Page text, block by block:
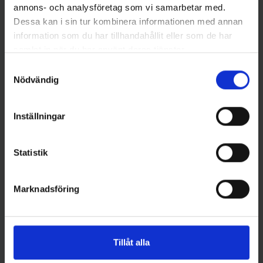
annons- och analysföretag som vi samarbetar med.
Dessa kan i sin tur kombinera informationen med annan
information som du har tillhandahållit eller som de har
Nödvändig
Inställningar
Statistik
Marknadsföring
Tillåt alla
Savage Gear
Savage Gear Rotex spinnare
Mieko Predator
Mieko Kobra Spinnare 15 gr -